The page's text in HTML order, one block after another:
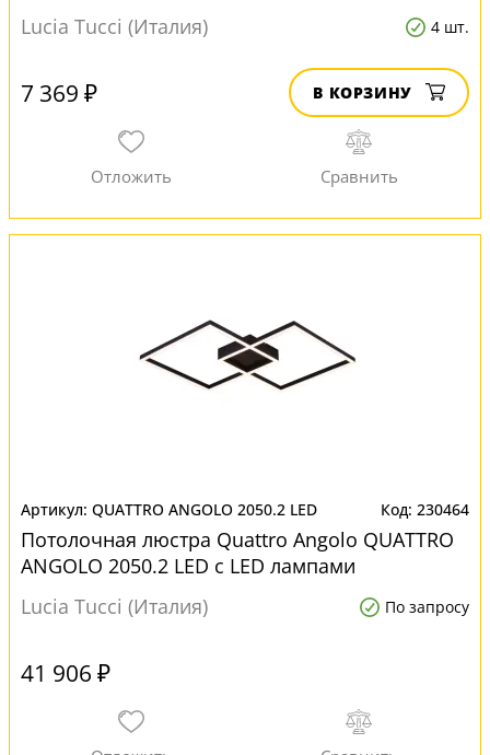
Lucia Tucci (Италия)
4 шт.
7 369 ₽ В КОРЗИНУ
QUATTRO ANGOLO 2050.2 LED 230464
Потолочная люстра Quattro Angolo QUATTRO
ANGOLO 2050.2 LED с LED лампами
Lucia Tucci (Италия)
По запросу
41 906 ₽